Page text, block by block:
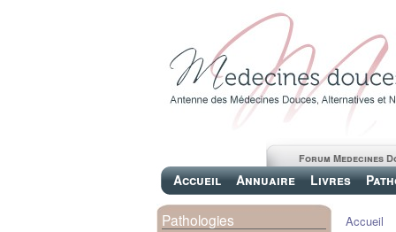
Accueil Annuaire Livres
Forum Medecines
Pathologies Accueil